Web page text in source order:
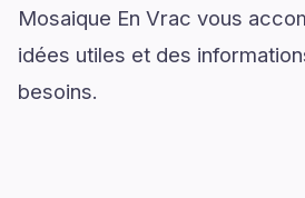
Mosaique En Vrac vous
idées utiles et des
besoins.